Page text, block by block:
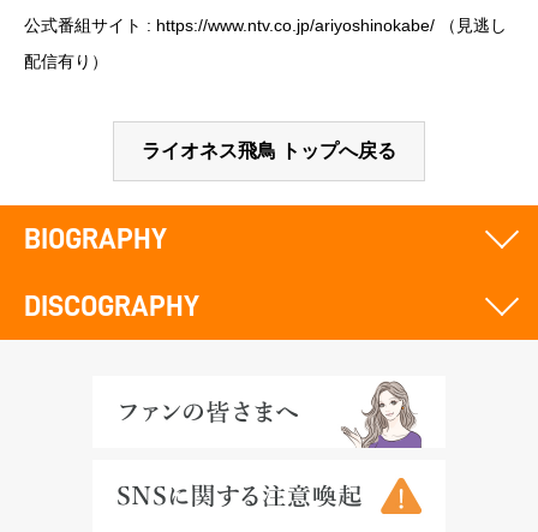
公式番組サイト : https://www.ntv.co.jp/ariyoshinokabe/ （見逃し
配信有り）
ライオネス飛鳥 トップへ戻る
BIOGRAPHY
DISCOGRAPHY